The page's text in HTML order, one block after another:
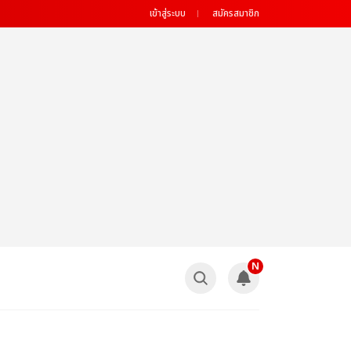
เข้าสู่ระบบ สมัครสมาชิก
N